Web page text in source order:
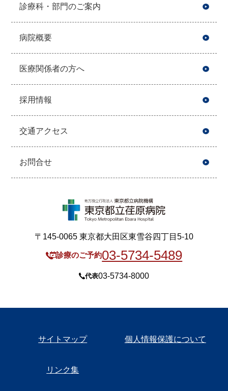
診療科・部門のご案内
病院概要
医療関係者の方へ
採用情報
交通アクセス
お問合せ
〒145-0065 東京都大田区東雪谷四丁目5-10
診療のご予約03-5734-5489
代表03-5734-8000
サイトマップ 個人情報保護について
リンク集